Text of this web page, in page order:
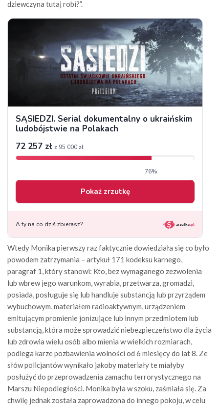
dziewczyna tutaj robi?”.
Wtedy Monika pierwszy raz faktycznie dowiedziała się co było
powodem zatrzymania – artykuł 171 kodeksu karnego,
paragraf 1, który stanowi: Kto, bez wymaganego zezwolenia
lub wbrew jego warunkom, wyrabia, przetwarza, gromadzi,
posiada, posługuje się lub handluje substancją lub przyrządem
wybuchowym, materiałem radioaktywnym, urządzeniem
emitującym promienie jonizujące lub innym przedmiotem lub
substancją, która może sprowadzić niebezpieczeństwo dla życia
lub zdrowia wielu osób albo mienia w wielkich rozmiarach,
podlega karze pozbawienia wolności od 6 miesięcy do lat 8. Ze
słów policjantów wynikało jakoby materiały te miałyby
posłużyć do przeprowadzenia zamachu terrorystycznego na
Marszu Niepodległości. Monika była w szoku, zaśmiała się. Za
chwilę jednak została zaprowadzona do innego pokoju, w celu